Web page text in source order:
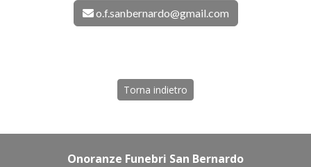
o.f.sanbernardo@gmail.com
Torna indietro
Onoranze Funebri San Bernardo